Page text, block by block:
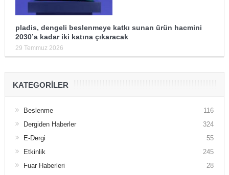
pladis, dengeli beslenmeye katkı sunan ürün hacmini
2030’a kadar iki katına çıkaracak
29 Temmuz 2026
KATEGORILER
Beslenme
116
Dergiden Haberler
324
E-Dergi
55
Etkinlik
245
Fuar Haberleri
28